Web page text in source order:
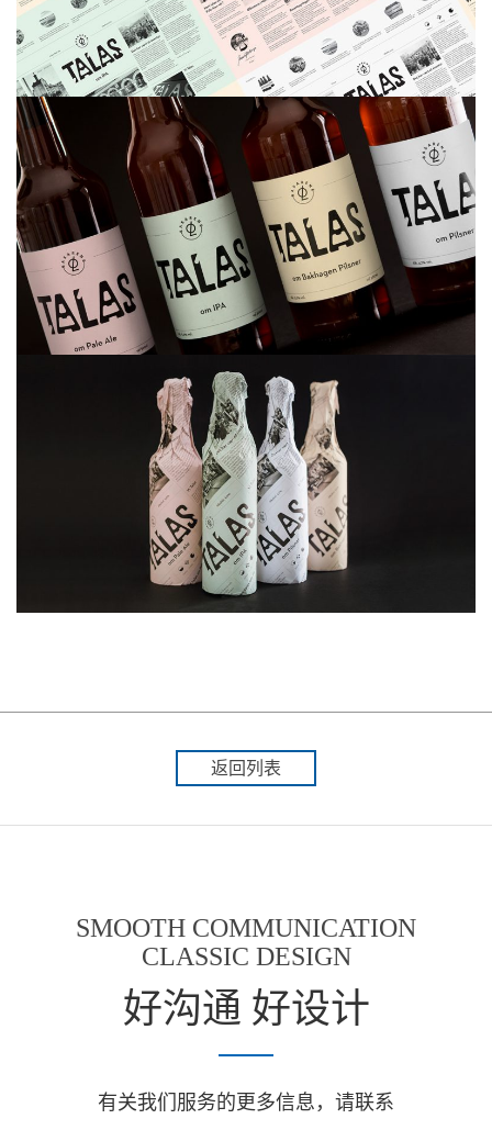
返回列表
SMOOTH COMMUNICATION
CLASSIC DESIGN
好沟通 好设计
有关我们服务的更多信息，请联系